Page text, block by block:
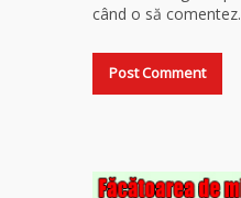
când o să comentez.